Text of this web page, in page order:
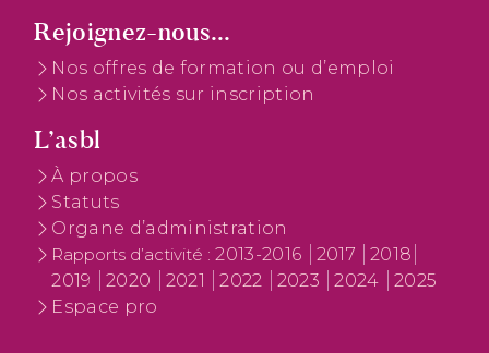
Rejoignez-nous...
Nos offres de formation ou d’emploi
Nos activités sur inscription
L’asbl
À propos
Statuts
Organe d’administration
Rapports d’activité :2013-2016 2017
2018
2019
2020 2021 2022 2023 2024
2025
Espace pro